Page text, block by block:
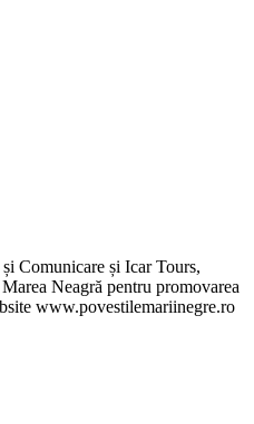
Comunicare și Icar Tours,
Neagră pentru promovarea
www.povestilemariinegre.ro